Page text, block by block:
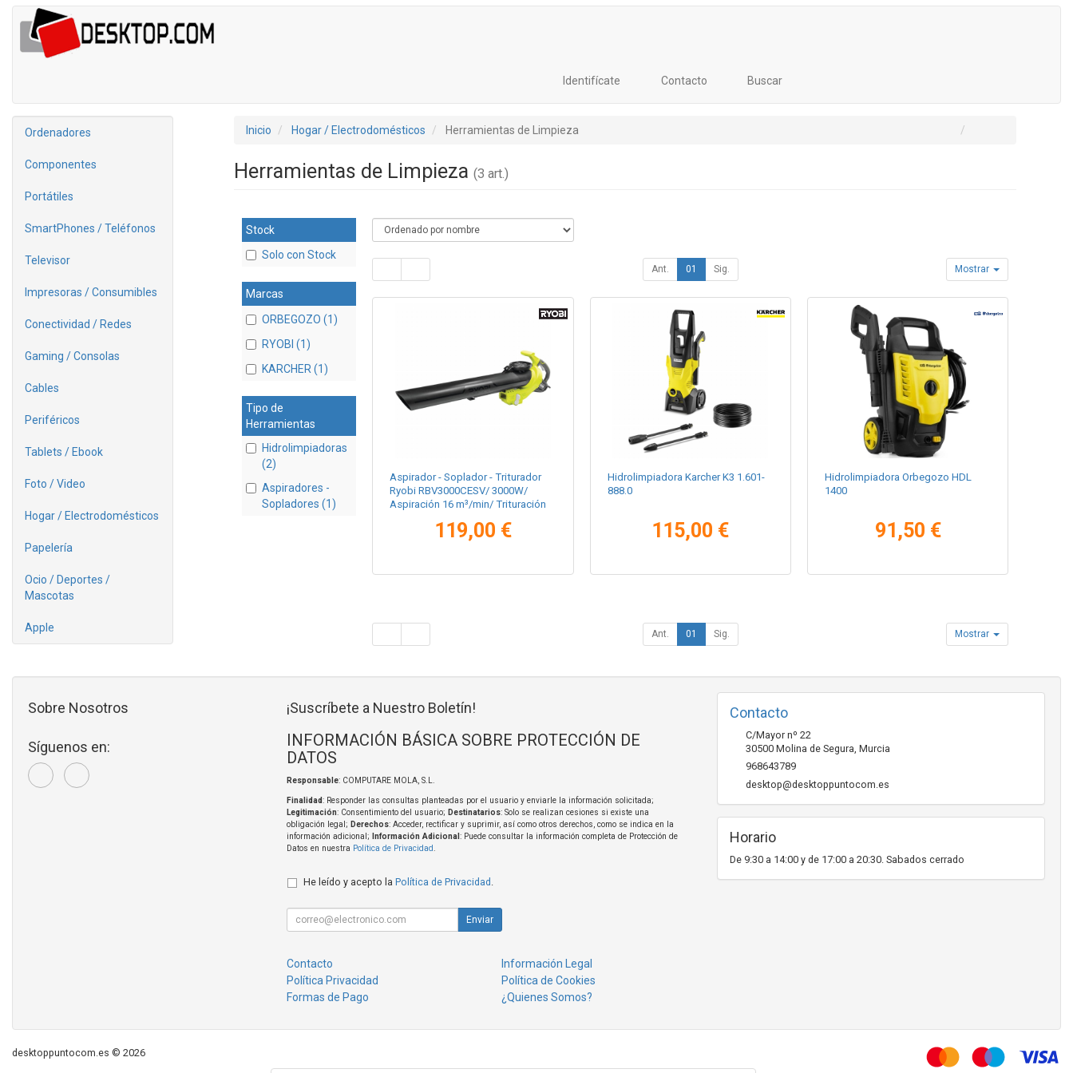
Identifícate Contacto Buscar
Ordenadores
Componentes
Portátiles
SmartPhones / Teléfonos
Televisor
Impresoras / Consumibles
Conectividad / Redes
Gaming / Consolas
Cables
Periféricos
Tablets / Ebook
Foto / Video
Hogar / Electrodomésticos
Papelería
Ocio / Deportes /
Mascotas
Apple
Inicio Hogar / Electrodomésticos Herramientas de Limpieza
Herramientas de Limpieza (3 art.)
Stock
Solo con Stock
Marcas
ORBEGOZO (1)
RYOBI (1)
KARCHER (1)
Tipo de
Herramientas
Hidrolimpiadoras
(2)
Aspiradores -
Sopladores (1)
Ant. 01 Sig. Mostrar
Aspirador - Soplador - Triturador
Ryobi RBV3000CESV/ 3000W/
Aspiración 16 m³/min/ Trituración
119,00 €
Hidrolimpiadora Karcher K3 1.601-
888.0
115,00 €
Hidrolimpiadora Orbegozo HDL
1400
91,50 €
Ant. 01 Sig. Mostrar
Sobre Nosotros
Síguenos en:
¡Suscríbete a Nuestro Boletín!
INFORMACIÓN BÁSICA SOBRE PROTECCIÓN DE
DATOS
Responsable: COMPUTARE MOLA, S.L.
Finalidad: Responder las consultas planteadas por el usuario y enviarle la información solicitada;
Legitimación: Consentimiento del usuario; Destinatarios: Solo se realizan cesiones si existe una
obligación legal; Derechos: Acceder, rectificar y suprimir, así como otros derechos, como se indica en la
información adicional;
Información Adicional : Puede consultar la información completa de Protección de
Datos en nuestra Política de Privacidad
He leído y acepto la Política de Privacidad .
Enviar
Contacto
Información Legal
Política Privacidad
Política de Cookies
Formas de Pago
¿Quienes Somos?
Contacto
C/Mayor nº 22
30500 Molina de Segura, Murcia
968643789
desktop@desktoppuntocom.es
Horario
De 9:30 a 14:00 y de 17:00 a 20:30. Sabados cerrado
desktoppuntocom.es © 2026